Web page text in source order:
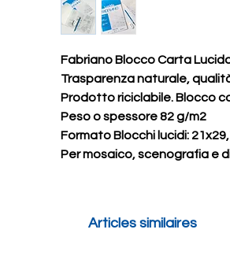
Fabriano Blocco Carta
Trasparenza naturale,
Prodotto riciclabile. Blocco
Peso o spessore 82 g/m2
Formato Blocchi lucidi:
Per mosaico, scenografia e
Articles similaires